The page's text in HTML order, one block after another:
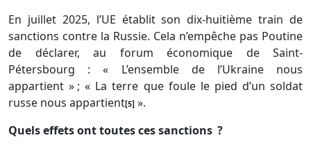
En juillet 2025, l’UE établit son dix-huitième train de
sanctions contre la Russie. Cela n’empêche pas Poutine
de déclarer, au forum économique de Saint-
Pétersbourg : « L’ensemble de l’Ukraine nous
appartient » ; « La terre que foule le pied d’un soldat
russe nous appartient[5] ».
Quels effets ont toutes ces sanctions ?